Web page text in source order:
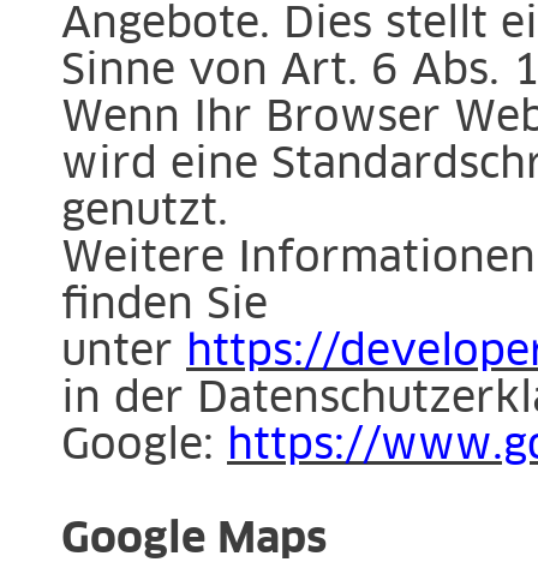
Angebote. Dies stellt
Sinne von Art. 6 Abs.
Wenn Ihr Browser
wird eine
genutzt.
Weitere
finden Sie
unter https://
in der
Google: https://
Google Maps